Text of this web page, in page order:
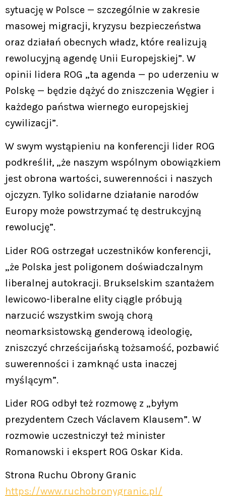
sytuację w Polsce — szczególnie w zakresie
masowej migracji, kryzysu bezpieczeństwa
oraz działań obecnych władz, które realizują
rewolucyjną agendę Unii Europejskiej”. W
opinii lidera ROG „ta agenda — po uderzeniu w
Polskę — będzie dążyć do zniszczenia Węgier i
każdego państwa wiernego europejskiej
cywilizacji”.
W swym wystąpieniu na konferencji lider ROG
podkreślił, „że naszym wspólnym obowiązkiem
jest obrona wartości, suwerenności i naszych
ojczyzn. Tylko solidarne działanie narodów
Europy może powstrzymać tę destrukcyjną
rewolucję”.
Lider ROG ostrzegał uczestników konferencji,
„że Polska jest poligonem doświadczalnym
liberalnej autokracji. Brukselskim szantażem
lewicowo-liberalne elity ciągle próbują
narzucić wszystkim swoją chorą
neomarksistowską genderową ideologię,
zniszczyć chrześcijańską tożsamość, pozbawić
suwerenności i zamknąć usta inaczej
myślącym”.
Lider ROG odbył też rozmowę z „byłym
prezydentem Czech Václavem Klausem”. W
rozmowie uczestniczył też minister
Romanowski i ekspert ROG Oskar Kida.
Strona Ruchu Obrony Granic
https://www.ruchobronygranic.pl/